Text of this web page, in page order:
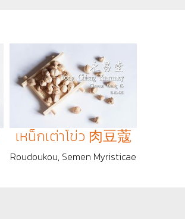
เหน็กเต่าโข่ว 肉豆蔻
Roudoukou, Semen Myristicae